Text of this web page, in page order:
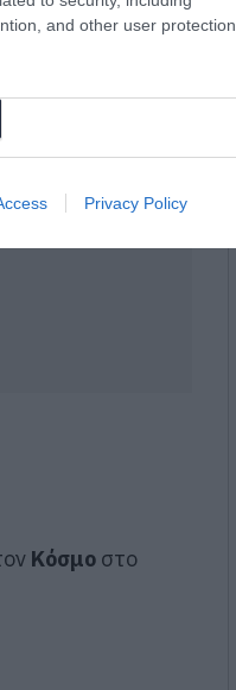
and other user protection.
Privacy Policy
Κόσμο στο